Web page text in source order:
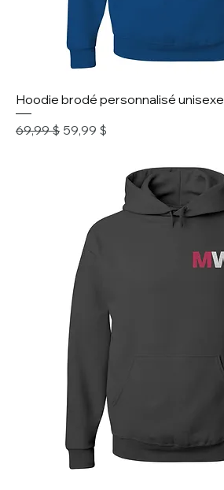
Hoodie brodé personnalisé unisexe
Prix original
69,99 $ Prix promotionnel
59,99 $